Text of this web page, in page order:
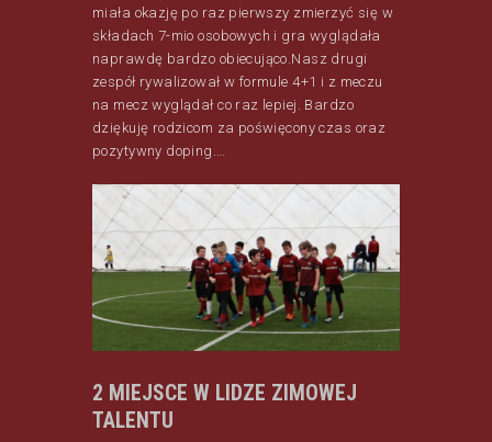
miała okazję po raz pierwszy zmierzyć się w
składach 7-mio osobowych i gra wyglądała
naprawdę bardzo obiecująco.Nasz drugi
zespół rywalizował w formule 4+1 i z meczu
na mecz wyglądał co raz lepiej. Bardzo
dziękuję rodzicom za poświęcony czas oraz
pozytywny doping.…
2 MIEJSCE W LIDZE ZIMOWEJ
TALENTU